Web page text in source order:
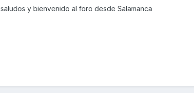
saludos y bienvenido al foro desde Salamanca